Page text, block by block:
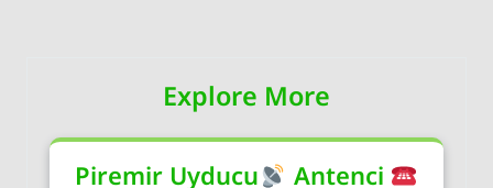
Explore More
Piremir Uyducu
Antenci